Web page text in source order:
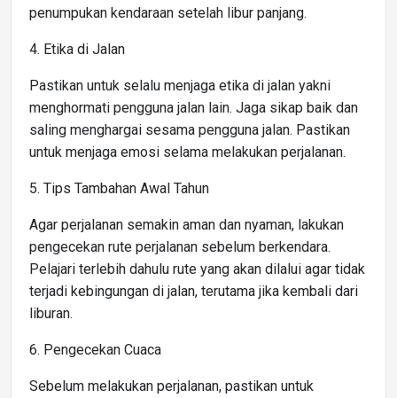
penumpukan kendaraan setelah libur panjang.
4. Etika di Jalan
Pastikan untuk selalu menjaga etika di jalan yakni
menghormati pengguna jalan lain. Jaga sikap baik dan
saling menghargai sesama pengguna jalan. Pastikan
untuk menjaga emosi selama melakukan perjalanan.
5. Tips Tambahan Awal Tahun
Agar perjalanan semakin aman dan nyaman, lakukan
pengecekan rute perjalanan sebelum berkendara.
Pelajari terlebih dahulu rute yang akan dilalui agar tidak
terjadi kebingungan di jalan, terutama jika kembali dari
liburan.
6. Pengecekan Cuaca
Sebelum melakukan perjalanan, pastikan untuk